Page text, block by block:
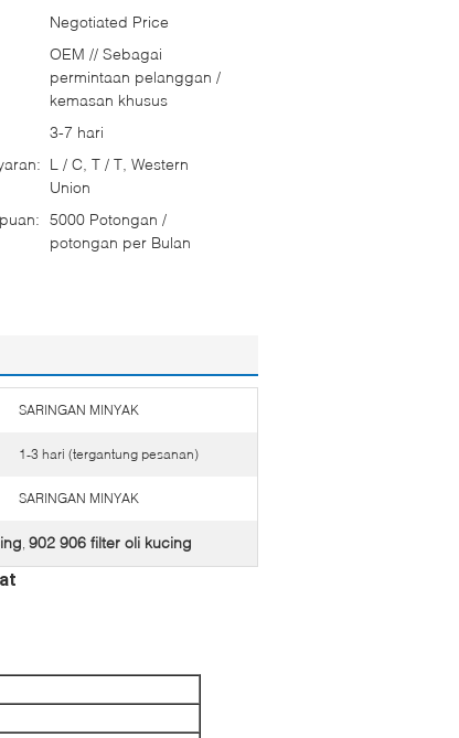
Negotiated Price
OEM // Sebagai
permintaan pelanggan /
kemasan khusus
3-7 hari
L / C, T / T, Western
Union
5000 Potongan /
potongan per Bulan
SARINGAN MINYAK
1-3 hari (tergantung pesanan)
SARINGAN MINYAK
, 902 906 filter oli kucing